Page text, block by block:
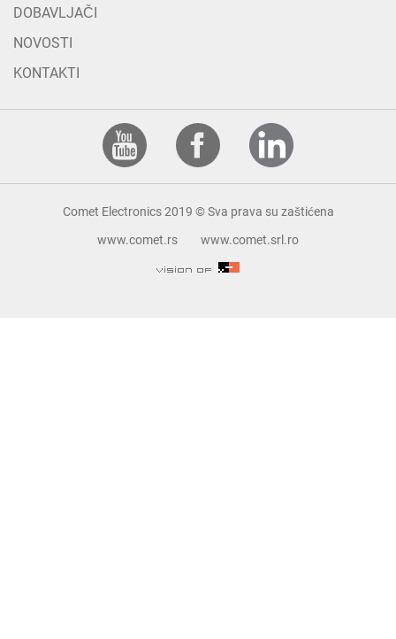
DOBAVLJAČI
NOVOSTI
KONTAKTI
Comet Electronics 2019 © Sva prava su zaštićena
www.comet.rs
www.comet.srl.ro